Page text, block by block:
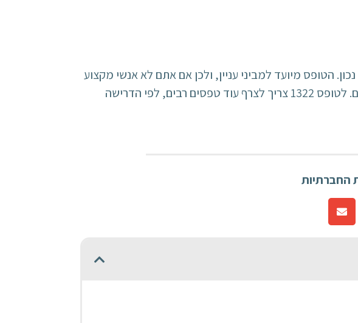
הטופס מיועד למביני עניין, ולכן אם אתם לא אנשי מקצוע
מתחום המיסוי והסחר בניירות ערך – מומלץ לפנות לאחד, שימלא את הטופס בשבילכם. לטופס 1322 צריך לצרף עוד טפסים רבים, לפי הדרישה
החברתיות